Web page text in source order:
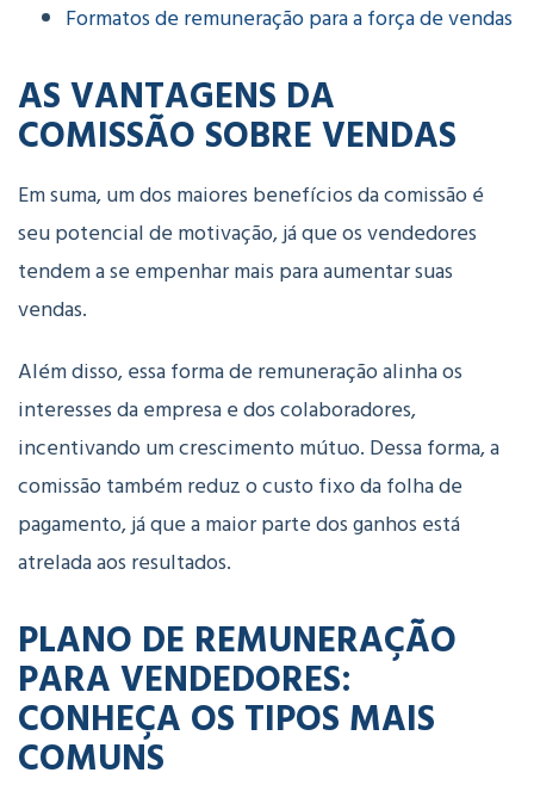
Formatos de remuneração para a força de vendas
AS VANTAGENS DA
COMISSÃO SOBRE VENDAS
Em suma, um dos maiores benefícios da comissão é
seu potencial de motivação, já que os vendedores
tendem a se empenhar mais para aumentar suas
vendas.
Além disso, essa forma de remuneração alinha os
interesses da empresa e dos colaboradores,
incentivando um crescimento mútuo. Dessa forma, a
comissão também reduz o custo fixo da folha de
pagamento, já que a maior parte dos ganhos está
atrelada aos resultados.
PLANO DE REMUNERAÇÃO
PARA VENDEDORES:
CONHEÇA OS TIPOS MAIS
COMUNS